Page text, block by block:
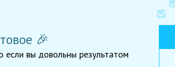
🎉
если вы довольны результатом